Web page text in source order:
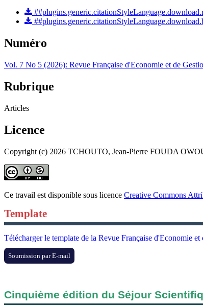
Numéro
Vol. 7 No 5 (2026): Revue Française d'Economie et de
Rubrique
Articles
Licence
Copyright (c) 2026 TCHOUTO, Jean-Pierre FOUDA
Ce travail est disponible sous licence Creative Commons
Template
Télécharger le template de la Revue Française d'Economie et
Soumission par E-mail
Cinquième édition du Séjour